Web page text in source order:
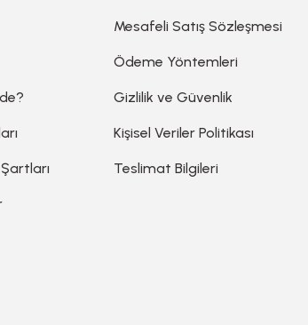
Mesafeli Satış Sözleşmesi
Ödeme Yöntemleri
Gizlilik ve Güvenlik
Kişisel Veriler Politikası
Teslimat Bilgileri